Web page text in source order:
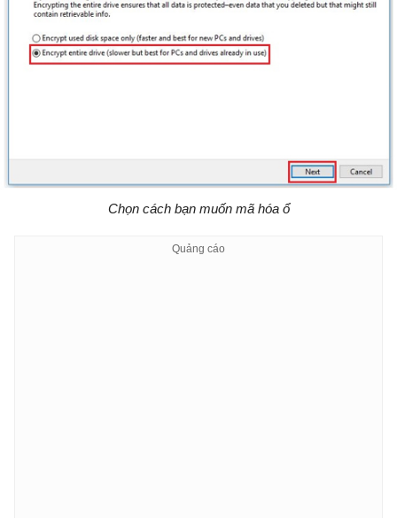
Chọn cách bạn muốn mã hóa ổ